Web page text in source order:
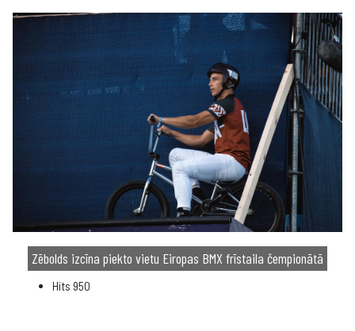
Zēbolds izcīna piekto vietu Eiropas BMX frīstaila čempionātā
Hits 950